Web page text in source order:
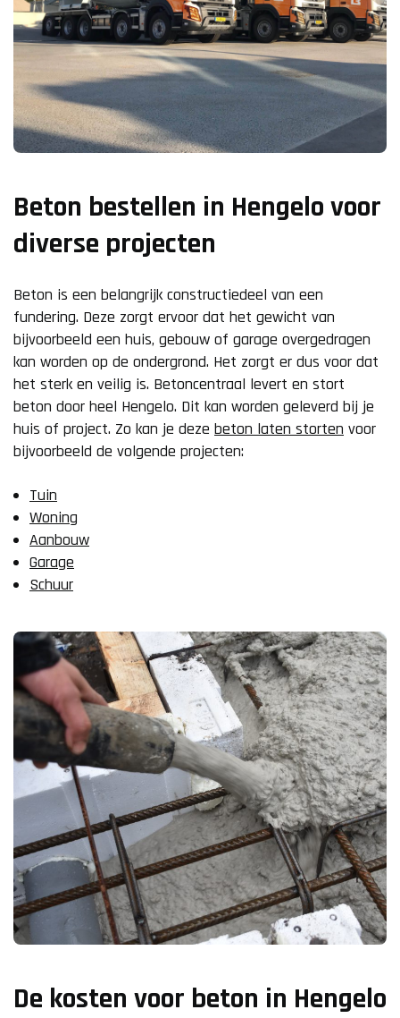
Beton bestellen in Hengelo voor
diverse projecten
Beton is een belangrijk constructiedeel van een
fundering. Deze zorgt ervoor dat het gewicht van
bijvoorbeeld een huis, gebouw of garage overgedragen
kan worden op de ondergrond. Het zorgt er dus voor dat
het sterk en veilig is. Betoncentraal levert en stort
beton door heel Hengelo. Dit kan worden geleverd bij je
huis of project. Zo kan je deze beton laten storten voor
bijvoorbeeld de volgende projecten:
Tuin
Woning
Aanbouw
Garage
Schuur
De kosten voor beton in Hengelo